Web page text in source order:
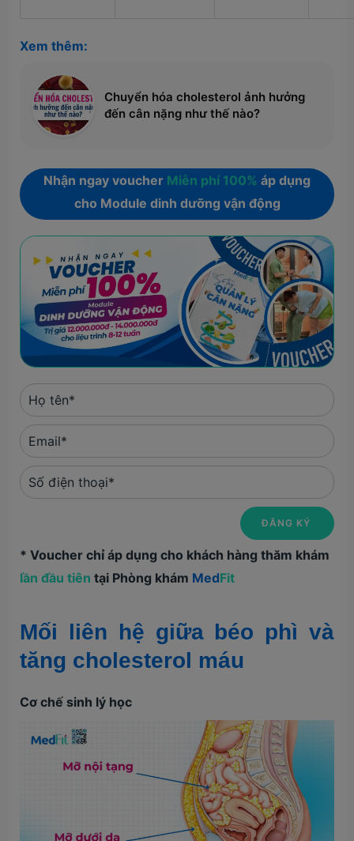
Xem thêm:
Chuyển hóa cholesterol ảnh hưởng
đến cân nặng như thế nào?
Nhận ngay voucher Miễn phí 100% áp dụng
cho Module dinh dưỡng vận động
* Voucher chỉ áp dụng cho khách hàng thăm khám
lần đầu tiên tại Phòng khám MedFit
Mối liên hệ giữa béo phì và
tăng cholesterol máu
Cơ chế sinh lý học